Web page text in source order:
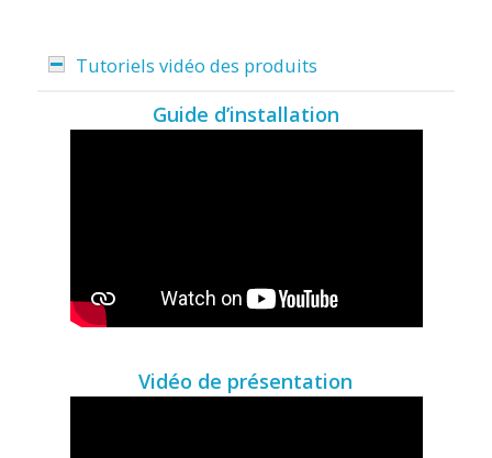
Tutoriels vidéo des produits
Guide d’installation
Vidéo de présentation